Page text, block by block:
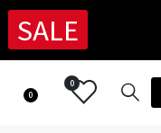
SALE
0
0